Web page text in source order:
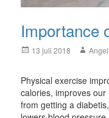
Importance
Posted
13 juli 2018
Physical exercise
calories, improves
from getting a